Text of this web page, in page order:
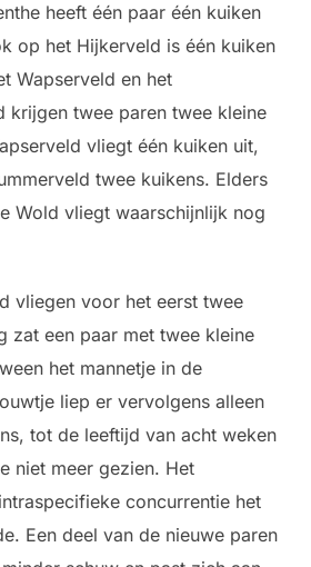
heeft één paar één kuiken
op het Hijkerveld is één kuiken
Wapserveld en het
krijgen twee paren twee kleine
vliegt één kuiken uit,
twee kuikens. Elders
Wold vliegt waarschijnlijk nog
vliegen voor het eerst twee
zat een paar met twee kleine
het mannetje in de
liep er vervolgens alleen
tot de leeftijd van acht weken
niet meer gezien. Het
concurrentie het
Een deel van de nieuwe paren